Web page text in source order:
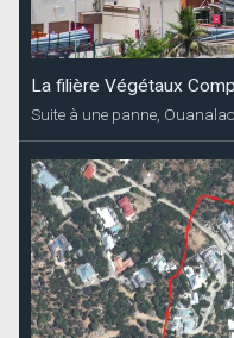
La filière Végétaux
Suite à une panne,